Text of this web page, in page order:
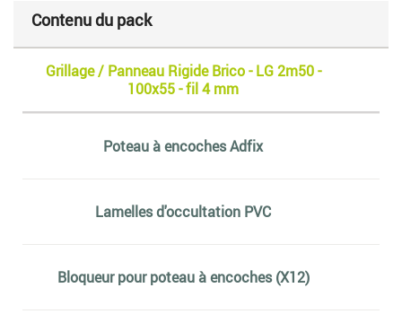
Contenu du pack
Grillage / Panneau Rigide Brico - LG 2m50 -
100x55 - fil 4 mm
Poteau à encoches Adfix
Lamelles d'occultation PVC
Bloqueur pour poteau à encoches (X12)